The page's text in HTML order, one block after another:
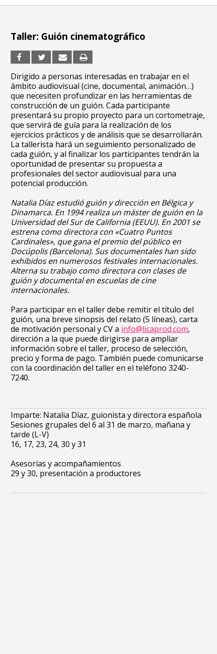
Imparte: Natalia Díaz, guionista y directora española
Sesiones grupales del 6 al 31 de marzo, mañana y
tarde (L-V)
16, 17, 23, 24, 30 y 31
Asesorías y acompañamientos
29 y 30, presentación a productores
Taller: Guión cinematográfico
Dirigido a personas interesadas en trabajar en el
ámbito audiovisual (cine, documental, animación…)
que necesiten profundizar en las herramientas de
construcción de un guión. Cada participante
presentará su propio proyecto para un cortometraje,
que servirá de guía para la realización de los
ejercicios prácticos y de análisis que se desarrollarán.
La tallerista hará un seguimiento personalizado de
cada guión, y al finalizar los participantes tendrán la
oportunidad de presentar su propuesta a
profesionales del sector audiovisual para una
potencial producción.
Natalia Díaz estudió guión y dirección en Bélgica y
Dinamarca. En 1994 realiza un máster de guión en la
Universidad del Sur de California (EEUU). En 2001 se
estrena como directora con «Cuatro Puntos
Cardinales», que gana el premio del público en
Docúpolis (Barcelona). Sus documentales han sido
exhibidos en numerosos festivales internacionales.
Alterna su trabajo como directora con clases de
guión y documental en escuelas de cine
internacionales.
Para participar en el taller debe remitir el título del
guión, una breve sinopsis del relato (5 líneas), carta
de motivación personal y CV a info@licaprod.com,
dirección a la que puede dirigirse para ampliar
información sobre el taller, proceso de selección,
precio y forma de pago. También puede comunicarse
con la coordinación del taller en el teléfono 3240-
7240.